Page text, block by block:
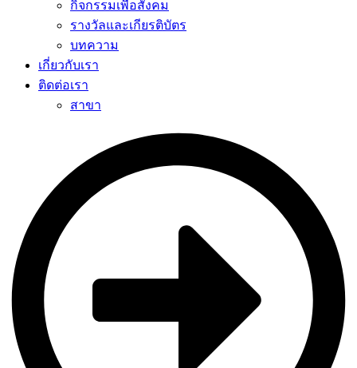
กิจกรรมเพื่อสังคม
รางวัลและเกียรติบัตร
บทความ
เกี่ยวกับเรา
ติดต่อเรา
สาขา